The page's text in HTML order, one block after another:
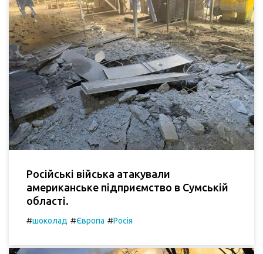
Російські війська атакували
американське підприємство в Сумській
області.
#шоколад #Європа #Росія